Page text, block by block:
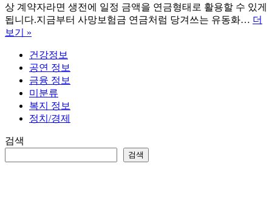
상 계약자라면 생전에 일정 금액을 연금형태로 활용할 수 있게
됩니다.지금부터 사망보험금 연금처럼 당겨쓰는 유동화… 더
보기 »
보
험
금
연
금
처
당
건강정보
공연 정보
금융 정보
미분류
복지 정보
정치/경제
검색
검색